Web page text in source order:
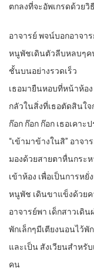
ตกลงที่จะอัพเกรดด้วย
อาจารย์ พจน์บอกอาจา
หนูพัชเดินตัวลีบหลบๆค
ชั้นบนอย่างรวดเร็ว
เธอมายืนหอบที่หน้าห้อ
กลัวในสิ่งที่เธอตัดสินใจ
ก๊อก ก๊อก ก๊อก เธอเคา
“เข้ามาข้างในสิ” อาจ
มองด้วยสายตาหื่นกระห
เข้าห้อง เพื่อเป็นการหยั่
หนูพัช เดินขาแข็งด้วยค
อาจารย์พา เด็กสาวเดิ
พักเล็กๆมีเตียงนอนไว้พั
และเป็น สังเวียนสำหรั
คน